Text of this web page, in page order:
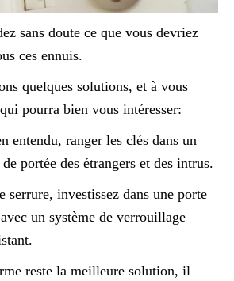
sans doute ce que vous devriez
ces ennuis.
quelques solutions, et à vous
pourra bien vous intéresser:
entendu, ranger les clés dans un
portée des étrangers et des intrus.
serrure, investissez dans une porte
un système de verrouillage
reste la meilleure solution, il